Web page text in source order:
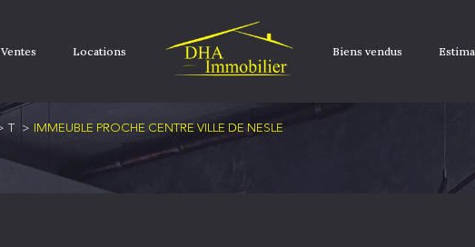
Ventes Locations Biens vendus
T IMMEUBLE PROCHE CENTRE VILLE DE NESLE